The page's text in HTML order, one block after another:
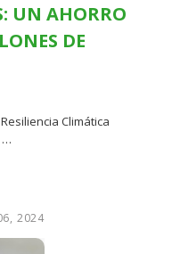
UN AHORRO
DE
Climática
…
2024